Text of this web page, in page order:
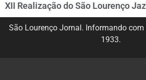
XII Realização do São Lourenço
São Lourenço Jornal. Informando
1933.